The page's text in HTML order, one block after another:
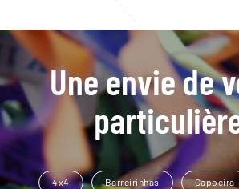
Une envie de
4x4 Barreirinhas Capoeira